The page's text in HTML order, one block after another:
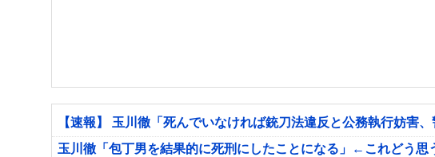
【速報】 玉川徹「死んでいなければ銃刀法違反と公務執行妨害
玉川徹「包丁男を結果的に死刑にしたことになる」←これどう思